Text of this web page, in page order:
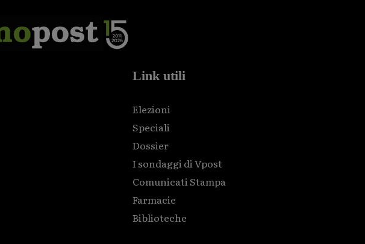
Link utili
Elezioni
Speciali
Dossier
I sondaggi di Vpost
Comunicati Stampa
Farmacie
Biblioteche